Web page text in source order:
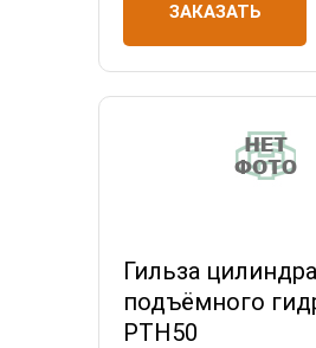
ЗАКАЗАТЬ
Гильза цилиндра
подъёмного
PTH50